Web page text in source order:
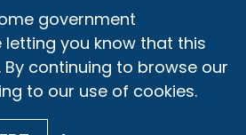
government
letting you know that this
By continuing to browse our
to our use of cookies.